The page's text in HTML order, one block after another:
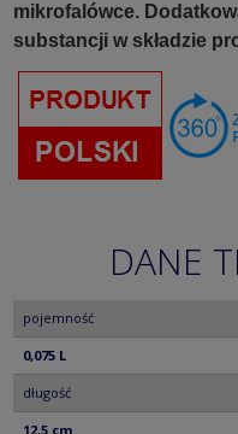
mikrofalówce.
substancji w składzie
DANE
pojemność
0,075 L
długość
12,5 cm